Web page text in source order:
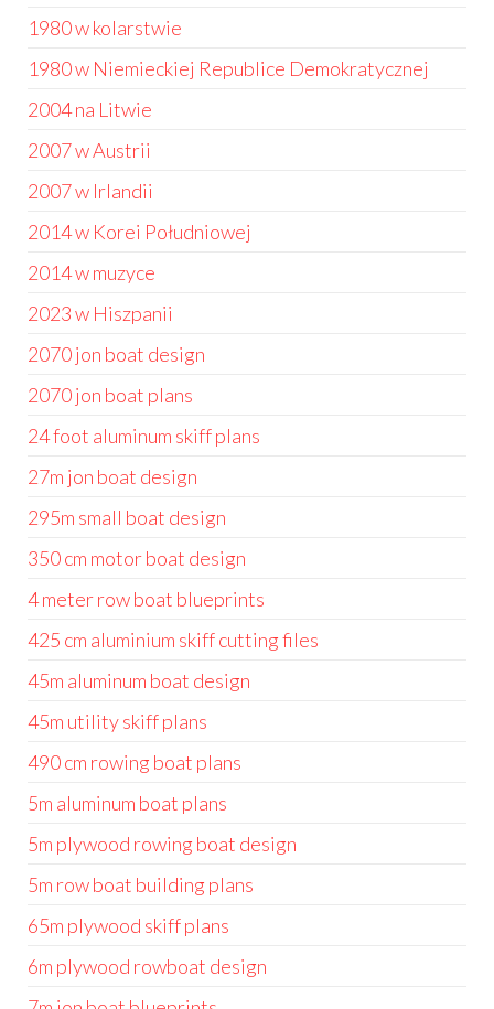
1980 w kolarstwie
1980 w Niemieckiej Republice Demokratycznej
2004 na Litwie
2007 w Austrii
2007 w Irlandii
2014 w Korei Południowej
2014 w muzyce
2023 w Hiszpanii
2070 jon boat design
2070 jon boat plans
24 foot aluminum skiff plans
27m jon boat design
295m small boat design
350 cm motor boat design
4 meter row boat blueprints
425 cm aluminium skiff cutting files
45m aluminum boat design
45m utility skiff plans
490 cm rowing boat plans
5m aluminum boat plans
5m plywood rowing boat design
5m row boat building plans
65m plywood skiff plans
6m plywood rowboat design